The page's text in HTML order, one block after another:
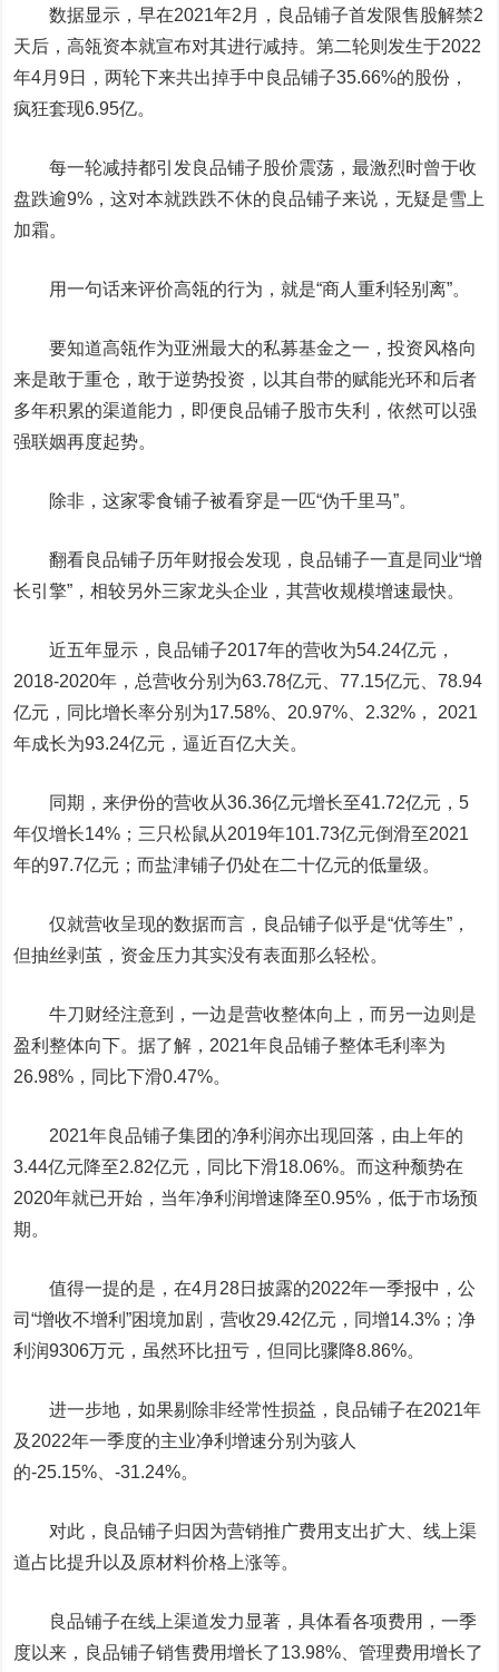
数据显示，早在2021年2月，良品铺子首发限售股解禁2
天后，高瓴资本就宣布对其进行减持。第二轮则发生于2022
年4月9日，两轮下来共出掉手中良品铺子35.66%的股份，
疯狂套现6.95亿。
每一轮减持都引发良品铺子股价震荡，最激烈时曾于收
盘跌逾9%，这对本就跌跌不休的良品铺子来说，无疑是雪上
加霜。
用一句话来评价高瓴的行为，就是“商人重利轻别离”。
要知道高瓴作为亚洲最大的私募基金之一，投资风格向
来是敢于重仓，敢于逆势投资，以其自带的赋能光环和后者
多年积累的渠道能力，即便良品铺子股市失利，依然可以强
强联姻再度起势。
除非，这家零食铺子被看穿是一匹“伪千里马”。
翻看良品铺子历年财报会发现，良品铺子一直是同业“增
长引擎”，相较另外三家龙头企业，其营收规模增速最快。
近五年显示，良品铺子2017年的营收为54.24亿元，
2018-2020年，总营收分别为63.78亿元、77.15亿元、78.94
亿元，同比增长率分别为17.58%、20.97%、2.32%， 2021
年成长为93.24亿元，逼近百亿大关。
同期，来伊份的营收从36.36亿元增长至41.72亿元，5
年仅增长14%； 三只松鼠从2019年101.73亿元倒滑至2021
年的97.7亿元；而盐津铺子仍处在二十亿元的低量级。
仅就营收呈现的数据而言，良品铺子似乎是“优等生”，
但抽丝剥茧，资金压力其实没有表面那么轻松。
牛刀财经注意到，一边是营收整体向上，而另一边则是
盈利整体向下。据了解，2021年良品铺子整体毛利率为
26.98%，同比下滑0.47%。
2021年良品铺子集团的净利润亦出现回落，由上年的
3.44亿元降至2.82亿元，同比下滑18.06%。而这种颓势在
2020年就已开始，当年净利润增速降至0.95%，低于市场预
期。
值得一提的是，在4月28日披露的2022年一季报中，公
司“增收不增利”困境加剧，营收29.42亿元，同增14.3%；净
利润9306万元，虽然环比扭亏，但同比骤降8.86%。
进一步地，如果剔除非经常性损益，良品铺子在2021年
及2022年一季度的主业净利增速分别为骇人
的-25.15%、-31.24%。
对此，良品铺子归因为营销推广费用支出扩大、线上渠
道占比提升以及原材料价格上涨等。
良品铺子在线上渠道发力显著，具体看各项费用，一季
度以来，良品铺子销售费用增长了13.98%、管理费用增长了